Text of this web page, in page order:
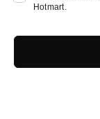
Hotmart.